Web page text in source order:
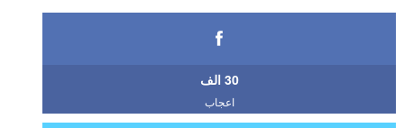
30 الف
اعجاب